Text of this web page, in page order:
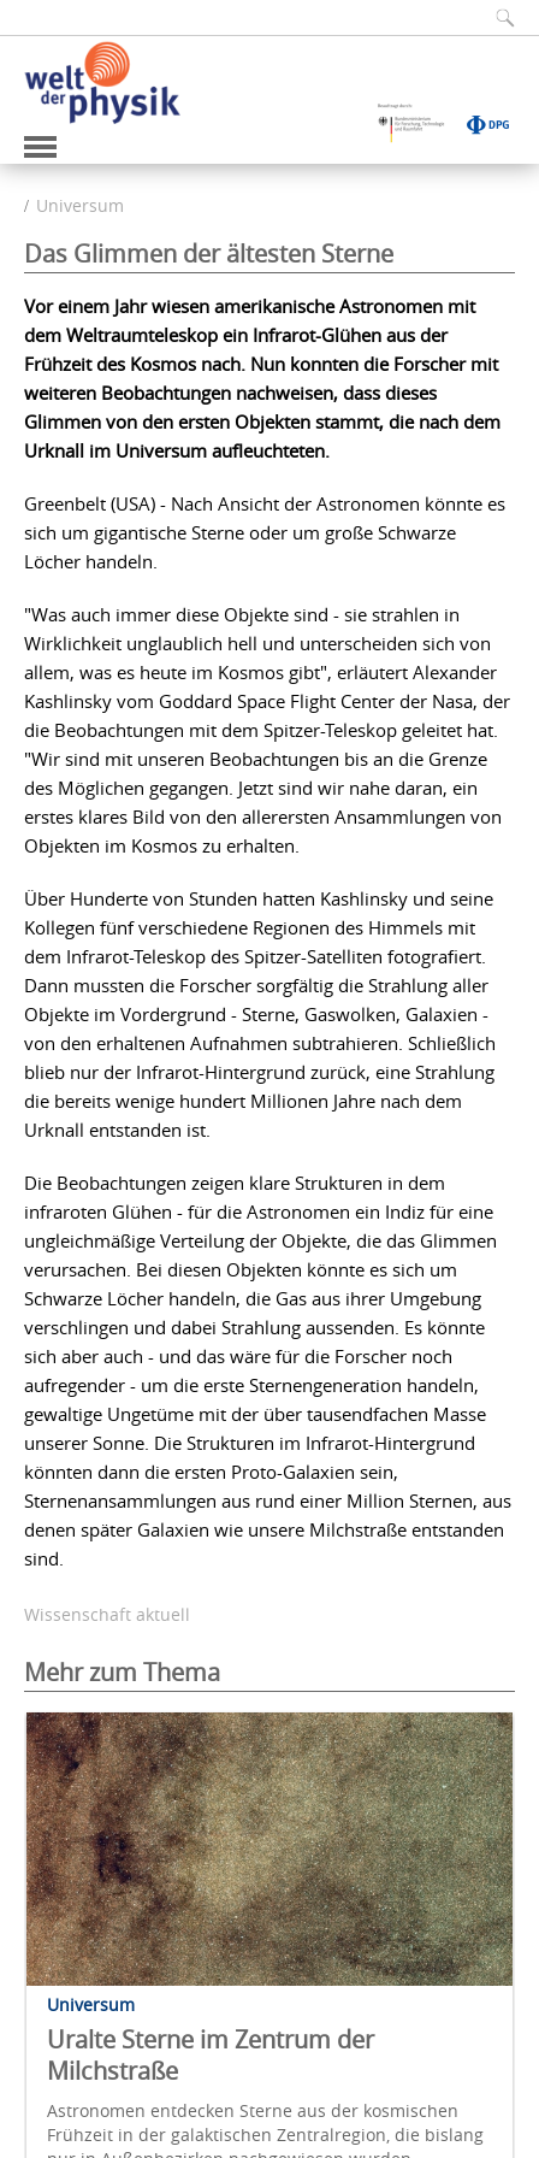
Universum
Das Glimmen der ältesten Sterne
Vor einem Jahr wiesen amerikanische Astronomen mit
dem Weltraumteleskop ein Infrarot-Glühen aus der
Frühzeit des Kosmos nach. Nun konnten die Forscher mit
weiteren Beobachtungen nachweisen, dass dieses
Glimmen von den ersten Objekten stammt, die nach dem
Urknall im Universum aufleuchteten.
Greenbelt (USA) - Nach Ansicht der Astronomen könnte es
sich um gigantische Sterne oder um große Schwarze
Löcher handeln.
"Was auch immer diese Objekte sind - sie strahlen in
Wirklichkeit unglaublich hell und unterscheiden sich von
allem, was es heute im Kosmos gibt", erläutert Alexander
Kashlinsky vom Goddard Space Flight Center der Nasa, der
die Beobachtungen mit dem Spitzer-Teleskop geleitet hat.
"Wir sind mit unseren Beobachtungen bis an die Grenze
des Möglichen gegangen. Jetzt sind wir nahe daran, ein
erstes klares Bild von den allerersten Ansammlungen von
Objekten im Kosmos zu erhalten.
Über Hunderte von Stunden hatten Kashlinsky und seine
Kollegen fünf verschiedene Regionen des Himmels mit
dem Infrarot-Teleskop des Spitzer-Satelliten fotografiert.
Dann mussten die Forscher sorgfältig die Strahlung aller
Objekte im Vordergrund - Sterne, Gaswolken, Galaxien -
von den erhaltenen Aufnahmen subtrahieren. Schließlich
blieb nur der Infrarot-Hintergrund zurück, eine Strahlung
die bereits wenige hundert Millionen Jahre nach dem
Urknall entstanden ist.
Die Beobachtungen zeigen klare Strukturen in dem
infraroten Glühen - für die Astronomen ein Indiz für eine
ungleichmäßige Verteilung der Objekte, die das Glimmen
verursachen. Bei diesen Objekten könnte es sich um
Schwarze Löcher handeln, die Gas aus ihrer Umgebung
verschlingen und dabei Strahlung aussenden. Es könnte
sich aber auch - und das wäre für die Forscher noch
aufregender - um die erste Sternengeneration handeln,
gewaltige Ungetüme mit der über tausendfachen Masse
unserer Sonne. Die Strukturen im Infrarot-Hintergrund
könnten dann die ersten Proto-Galaxien sein,
Sternenansammlungen aus rund einer Million Sternen, aus
denen später Galaxien wie unsere Milchstraße entstanden
sind.
Wissenschaft aktuell
Mehr zum Thema
Universum
Uralte Sterne im Zentrum der
Milchstraße
Astronomen entdecken Sterne aus der kosmischen
Frühzeit in der galaktischen Zentralregion, die bislang